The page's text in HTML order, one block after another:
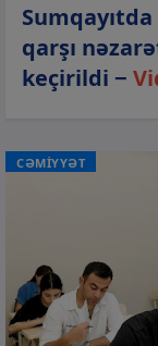
qarşı
keçirildi −
CƏMİYYƏT